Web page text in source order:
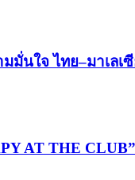
มั่นใจ ไทย–มาเล
AT THE